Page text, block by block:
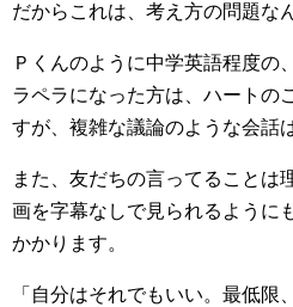
だからこれは、考え方の問題な
Ｐくんのように中学英語程度の
ラペラになった方は、ハートの
すが、複雑な議論のような会話
また、友だちの言ってることは
画を字幕なしで見られるように
かかります。
「自分はそれでもいい。最低限